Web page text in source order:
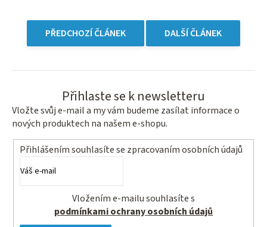
PŘEDCHOZÍ ČLÁNEK DALŠÍ ČLÁNEK
Přihlaste se k newsletteru
Vložte svůj e-mail a my vám budeme zasílat informace o
nových produktech na našem e-shopu.
Přihlášením souhlasíte se zpracovaním osobních údajů
podmínkami ochrany osobních údajů